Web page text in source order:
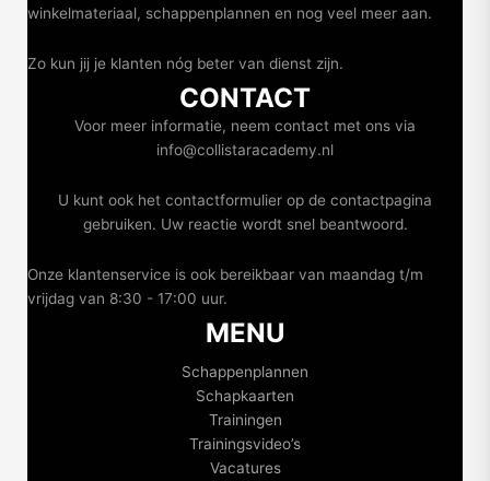
winkelmateriaal, schappenplannen en nog veel meer aan.
Zo kun jij je klanten nóg beter van dienst zijn.
CONTACT
Voor meer informatie, neem contact met ons via
info@collistaracademy.nl
U kunt ook het contactformulier op de contactpagina
gebruiken. Uw reactie wordt snel beantwoord.
Onze klantenservice is ook bereikbaar van maandag t/m
vrijdag van 8:30 - 17:00 uur.
MENU
Schappenplannen
Schapkaarten
Trainingen
Trainingsvideo’s
Vacatures